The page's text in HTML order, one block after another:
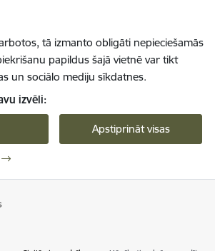
tā izmanto obligāti nepieciešamās
papildus šajā vietnē var tikt
un sociālo mediju sīkdatnes.
izvēli:
Apstiprināt visas